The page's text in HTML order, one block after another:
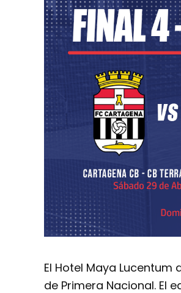
El Hotel Maya
de Primera Nacional. El